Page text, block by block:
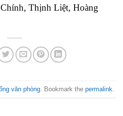
Thịnh Liệt, Hoàng
văn phòng . Bookmark the permalink